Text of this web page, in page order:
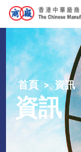
首頁 資訊
資訊